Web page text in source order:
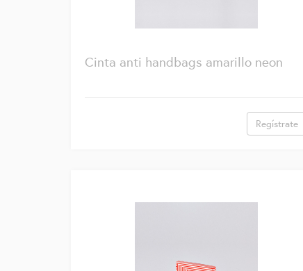
Cinta anti handbags amarillo neon
Regístrate